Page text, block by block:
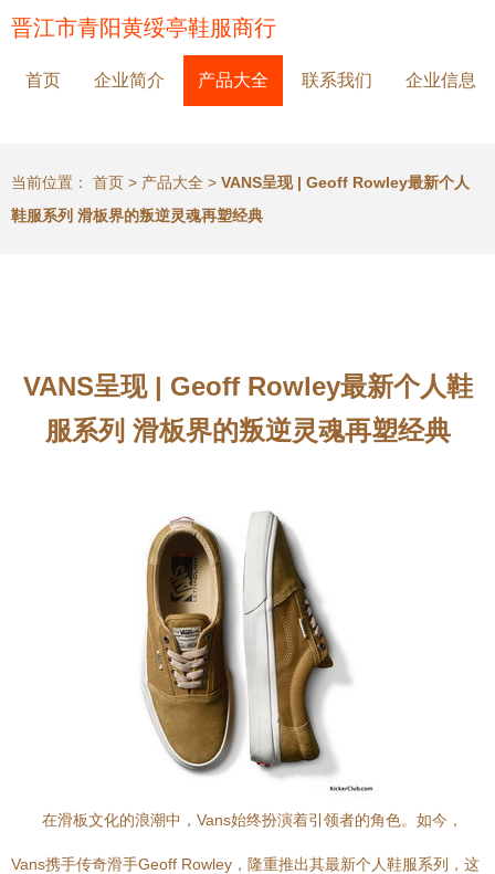
晋江市青阳黄绥亭鞋服商行
首页 企业简介 产品大全 联系我们 企业信息
当前位置： 首页 > 产品大全 > VANS呈现 | Geoff Rowley最新个人
鞋服系列 滑板界的叛逆灵魂再塑经典
VANS呈现 | Geoff Rowley最新个人鞋
服系列 滑板界的叛逆灵魂再塑经典
在滑板文化的浪潮中，Vans始终扮演着引领者的角色。如今，
Vans携手传奇滑手Geoff Rowley，隆重推出其最新个人鞋服系列，这